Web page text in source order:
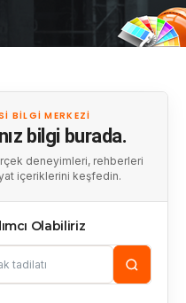
BILGI MERKEZI
bilgi burada.
deneyimleri, rehberleri
içeriklerini keşfedin.
Olabiliriz